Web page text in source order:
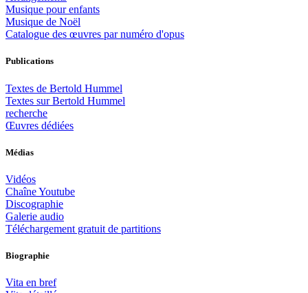
Musique pour enfants
Musique de Noël
Catalogue des œuvres par numéro d'opus
Publications
Textes de Bertold Hummel
Textes sur Bertold Hummel
recherche
Œuvres dédiées
Médias
Vidéos
Chaîne Youtube
Discographie
Galerie audio
Téléchargement gratuit de partitions
Biographie
Vita en bref